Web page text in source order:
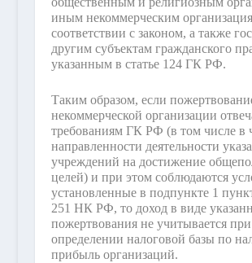
иным некоммерческим
соответствии с законом, а также
другим субъектам гражданского
указанным в статье 124 ГК РФ.
Таким образом, если
некоммерческой организации
требованиям ГК РФ (в том числе в
направленности деятельности
учреждений на достижение
целей) и при этом соблюдаются
установленные в подпункте 1
251 НК РФ, то доход в виде
пожертвования не учитывается при
определении налоговой базы по
прибыль организаций.